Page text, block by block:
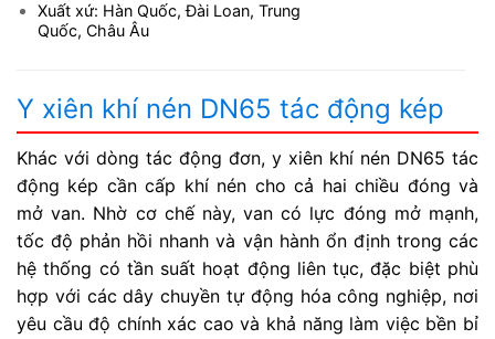
Xuất xứ: Hàn Quốc, Đài Loan, Trung
Quốc, Châu Âu
Y xiên khí nén DN65 tác động kép
Khác với dòng tác động đơn, y xiên khí nén DN65 tác
động kép cần cấp khí nén cho cả hai chiều đóng và
mở van. Nhờ cơ chế này, van có lực đóng mở mạnh,
tốc độ phản hồi nhanh và vận hành ổn định trong các
hệ thống có tần suất hoạt động liên tục, đặc biệt phù
hợp với các dây chuyền tự động hóa công nghiệp, nơi
yêu cầu độ chính xác cao và khả năng làm việc bền bỉ